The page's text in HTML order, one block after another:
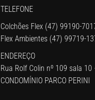
TELEFONE
Colchões Flex (47) 99190-
Flex Ambientes (47) 99719-
ENDEREÇO
Rua Rolf Colin nº 109 sala
CONDOMÍNIO PARCO PERINI